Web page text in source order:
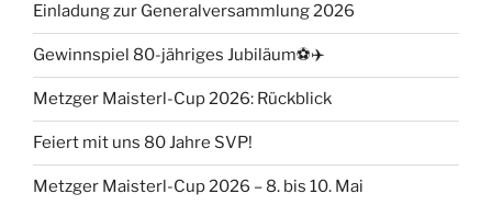
Einladung zur Generalversammlung 2026
Gewinnspiel 80-jähriges Jubiläum⚽️✈️
Metzger Maisterl-Cup 2026: Rückblick
Feiert mit uns 80 Jahre SVP!
Metzger Maisterl-Cup 2026 – 8. bis 10. Mai